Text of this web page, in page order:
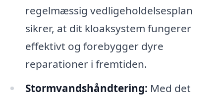
regelmæssig vedligeholdelsesplan
sikrer, at dit kloaksystem fungerer
effektivt og forebygger dyre
reparationer i fremtiden.
Stormvandshåndtering: Med det